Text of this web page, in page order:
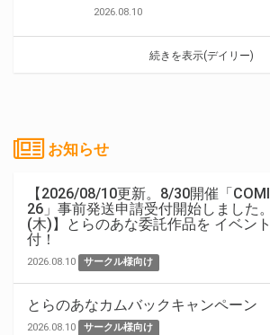
2026.08.10
続きを表示(デイリー)
お知らせ
【2026/08/10更新。8/30開催「
26」事前発送申請受付開始しました
(木)】とらのあな委託作品を イベン
付！
2026.08.10 サークル様向け
とらのあなカムバックキャンペーン
2026.08.10 サークル様向け